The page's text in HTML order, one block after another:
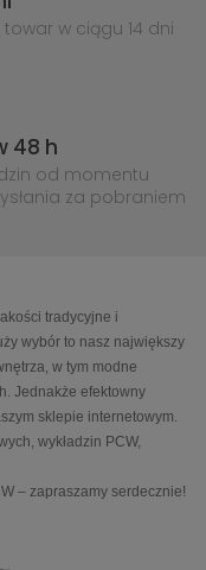
towar w ciągu 14 dni
48 h
od momentu
za pobraniem
tradycyjne i
wybór to nasz największy
w tym modne
Jednakże efektowny
sklepie internetowym.
wykładzin PCW,
– zapraszamy serdecznie!